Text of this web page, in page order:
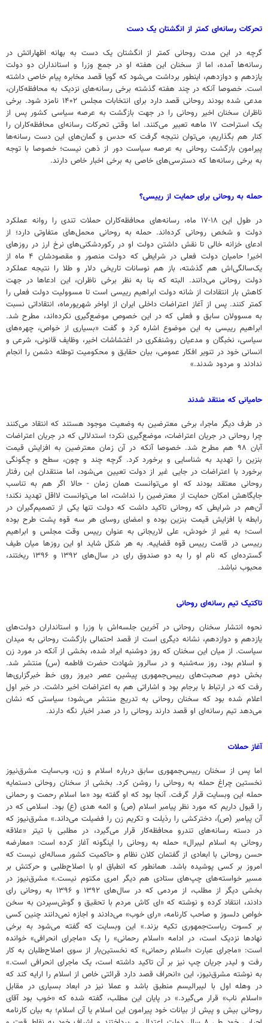
تحرکات رسانه‌ای کمتر از انگشتان یک دست
گرچه در این مدت روحانی کمتر از انگشتان یک دست به بهانه اظهاراتش در
رسانه‌ها آمده، اما از سخنان این هفته او در جمع وزرا و استانداران دو دولت
یازدهم و دوازدهم، اینطور برداشت می‌شود که گویا قصد مخابره پیام خاصی داشته
است. خصوصا آنکه در چند هفته گذشته برخی رسانه‌های نزدیک به محافظه‌کاران،
مدعی شده بودند روحانی قصد دارد برای انتخابات مجلس ۱۴۰۲ نامزد شود. برخی
ناظران سخنان اخیر روحانی را در جهت بازگشت به عرصه سیاسی کشور پس از
یک استراحت ۱۷ ماهه تعبیر می‌کنند. اما وقتی تحرکات رسانه‌ای محافظه‌کاران را
کنار هم بگذاریم، می‌توان نتیجه گرفت که حدس و گمان‌های این دست رسانه‌ها
پیرامون بازگشت روحانی به عرصه سیاست دور از ذهن نیست؛ خصوصا با توجه
به برخی رسانه‌ها که دسترسی‌های خاصی به برخی اخبار خاص دارند.
حمله به روحانی برای حمایت از رییسی؟
در طول این ۱۸-۱۷ ماه، رسانه‌های محافظه‌کاران حملات تندی را روانه عملکرد
دولت و شخص روحانی کرده‌اند. حمله به روحانی محمل‌های متفاوتی دارد؛ از
ادعای خزانه خالی تا نقش داشتن دولت او در رکوردشکنی‌های نرخ ارز در روزهای
اخیر! حامیان دولت فعلی در شرایطی که دولت منصور و مقصودشان ۴ ماه از
یک‌سالگی‌اش هم گذشته، باز هم نوسانات تاریخی دلار و طلا را نتیجه عملکرد
دولت روحانی می‌دانند. البته که بنا به نظر برخی ناظران، این ادعاها در جهت
کاهش بار انتقادات از شانه دولت ابراهیم رییسی است تا مسوولیت دولت فعلی را
کمتر کنند. پس از آغاز اعتراضات داخلی ایران از اواخر شهریورماه، انتقاداتی نسبت
به مسوولان سابق و فعلی که در این خصوص موضع‌گیری نکرده‌اند، مطرح شد.
ابراهیم رییسی به این موضوع اشاره کرد و گفت «بسیاری از خواص، چهره‌های
سیاسی، نخبگان و مدعیان روشنفکری در اغتشاشات اخیر، وظایف قانونی، شرعی و
انسانی خود در تنویر افکار عمومی، بیان حقایق و محکومیت توطئه دشمن را انجام
ندادند و مردود شدند.»
حامیانی که منتقد شدند
در طرف دیگر ماجرا، برخی معترضین به وضعیت موجود هستند که انتقاد می‌کنند
چرا روحانی در جریان اعتراضات، موضع‌گیری نکرد؛ استدلالی که در جریان اعتراضات
آبان ۹۸ هم مطرح شد. خصوصا آنکه در آن زمان معترضین به افزایش قیمت
بنزین را تهدید به شناسایی و برخورد کرد. گرچه چند و چون، سطح و چگونگی
برخورد با اعتراضات در جایی غیر از دولت تعیین می‌شود، اما منتقدان این رفتار
روحانی معتقد بودند که او می‌توانست همان زمان - حالا اگر هم به تناسب
جایگاهش امکان حمایت از معترضین را نداشت، اما می‌توانست لااقل تهدید نکند؛
آن‌هم در شرایطی که روحانی تاکید داشت که دولت تنها یکی از تصمیم‌گیران در
رابطه با افزایش قیمت بنزین بوده و امضای روسای هر سه قوه پشت طرح بوده
است؛ به غیر از خودش، علی لاریجانی به عنوان رییس وقت مجلس و ابراهیم
رییسی در قامت رییس قوه قضاییه. به هر شکل شاید او این روزها میان طیف
گسترده‌ای که نام او را به دو صندوق رای در سال‌های ۱۳۹۲ و ۱۳۹۶ ریختند،
محبوب نباشد.
تاکتیک تیم رسانه‌ای روحانی
نحوه انتشار سخنان روحانی در آخرین جلسه‌اش با وزرا و استانداران دولت‌های
یازدهم و دوازدهم، نشانه دیگری است از قصد احتمالی بازگشت روحانی به میدان
سیاست. از میان این سخنان که روز دوشنبه ایراد شده، بخشی از آنکه در مورد زن
و اسلام بود، روز سه‌شنبه و در سالروز شهادت حضرت فاطمه (س) منتشر شد.
بخش دوم صحبت‌های رییس‌جمهوری پیشین عصر دیروز روی خط خبرگزاری‌ها
رفت که در ارتباط با برجام بود و اشاراتی هم به اعتراضات اخیر داشت. در خبر اول
اعلام شده بود که سخنان روحانی به تدریج منتشر می‌شود؛ سیاستی که نشان
می‌دهد تیم رسانه‌ای او قصد دارند روحانی را در صدر اخبار نگه دارند.
آغاز حملات
اما پس از سخنان رییس‌جمهوری سابق درباره اسلام و زن، وب‌سایت مشرق‌نیوز
نخستین چراغ حمله به روحانی را روشن کرد. بخشی از سخنان روحانی دستمایه
حمله این وبسایت قرار گرفت. آنجا بود که او گفته بود «ما اسلام رحمت و رحمانی
را قبول داریم که مورد نظر پیامبر اسلام (ص) و ائمه هدی (ع) بود. اسلامی که در
آن پیامبر (ص)، دخترکشی را رذیلت و تکریم زن را فضیلت می‌داند.» مشرق‌نیوز که
در دسته رسانه‌های تندرو محافظه‌کار قرار می‌گیرد، در مطلبی با تیتر «علاقه
روحانی به اسلام لیبرال» حمله به روحانی را اینگونه آغاز کرده است: «معارضه
حسن روحانی با ابعادی از گفتمان کلان نظام و حاکمیت کشور مساله‌ای نیست که
امروز بر کسی پوشیده باشد. همانطور که انطباق او با اصلاح‌طلبی و حرکتش بر
مسیر خواسته‌های چپ‌های ستادی هم دیگر امری مکتوم نیست.» مشرق‌نیوز در
بخشی دیگر از مطلب، از مردمی که در سال‌های ۱۳۹۲ و ۱۳۹۶ به روحانی رای
دادند، انتقاد کرده و نوشته که «ای کاش مردم با تحقیق و گوش‌سپردن به سخن
خواص دلسوز و صاحب کارنامه، «رای خوب» می‌دادند و اجازه نمی‌دانند چنین کسی
بر کسوت ریاست‌جمهوری تکیه بزند.» این وبسایت که گفته می‌شود به برخی
نهادها نزدیک است، در ادامه «اسلام رحمانی» را یک «ماجرای انحرافی» خوانده
است: «ماجرای عبارت «اسلام رحمانی» که نخستین‌بار از سوی اصلاح‌طلبان به کار
رفت و لیدر جریان چپ نیز بر آن تاکید داشته است، یک ماجرای انحرافی است.»
به نوشته مشرق‌نیوز، این «انحراف قصد دارد قرائتی خاص از اسلام را ارایه کند که
در وهله اول با لیبرالیسم منطبق باشد و عملا نیز در ابعاد بسیاری در مقابل
«اسلام ناب» قرار می‌گیرد.» در پایان این مطلب، گفته شده که «خوب بود آقای
روحانی بیش و پیش از بیانات خود پیرامون این اسلام یا آن اسلام؛ به بیان کارنامه